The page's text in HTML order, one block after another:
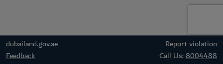
dubailand.gov.ae
Report violation
Feedback
Call Us:8004488